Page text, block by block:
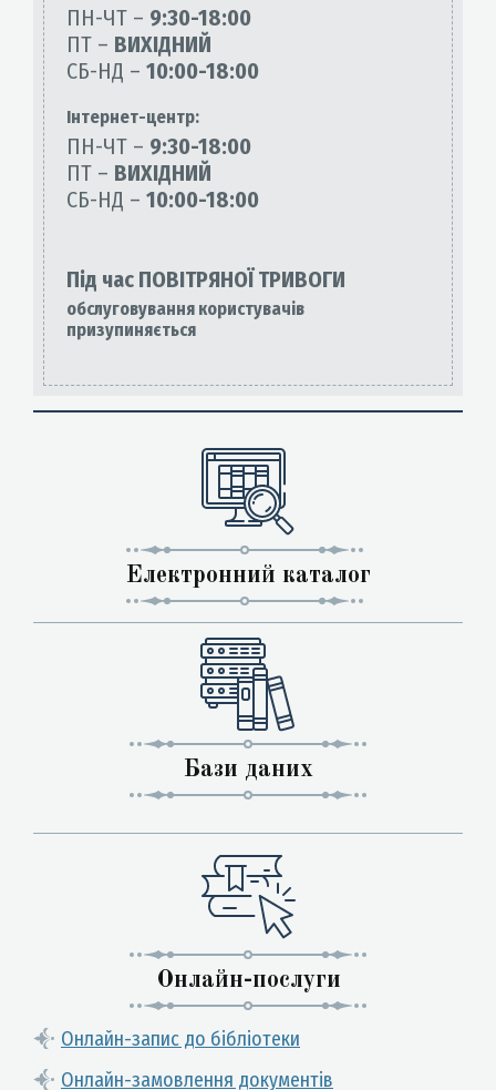
ПН-ЧТ – 9:30-18:00
ПТ – ВИХІДНИЙ
СБ-НД – 10:00-18:00
Інтернет-центр:
ПН-ЧТ – 9:30-18:00
ПТ – ВИХІДНИЙ
СБ-НД – 10:00-18:00
Під час ПОВІТРЯНОЇ ТРИВОГИ
обслуговування користувачів
призупиняється
Електронний каталог
Бази даних
Онлайн-послуги
Онлайн-запис до бібліотеки
Онлайн-замовлення документів